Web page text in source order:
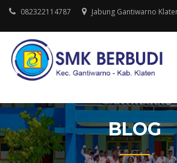
Skip
content
082322114787 Jabung Gantiwarno
BLOG